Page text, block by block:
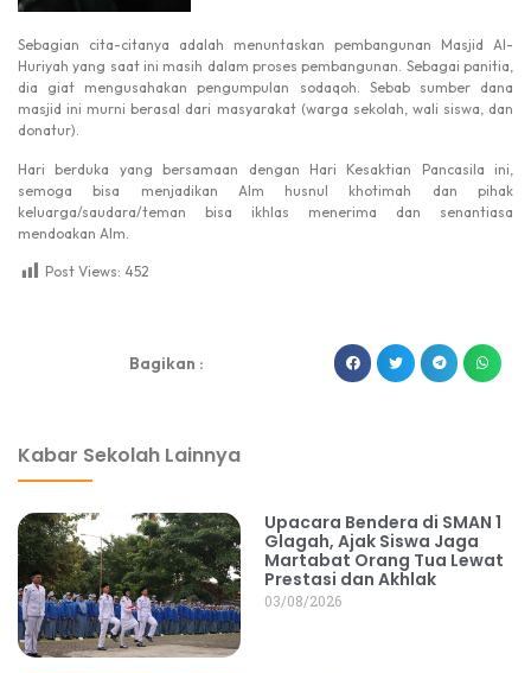
Sebagian cita-citanya adalah menuntaskan pembangunan Masjid Al-
Huriyah yang saat ini masih dalam proses pembangunan. Sebagai panitia,
dia giat mengusahakan pengumpulan sodaqoh. Sebab sumber dana
masjid ini murni berasal dari masyarakat (warga sekolah, wali siswa, dan
donatur).
Hari berduka yang bersamaan dengan Hari Kesaktian Pancasila ini,
semoga bisa menjadikan Alm husnul khotimah dan pihak
keluarga/saudara/teman bisa ikhlas menerima dan senantiasa
mendoakan Alm.
Post Views: 452
Bagikan :
Kabar Sekolah Lainnya
Upacara Bendera di SMAN 1
Glagah, Ajak Siswa Jaga
Martabat Orang Tua Lewat
Prestasi dan Akhlak
03/08/2026